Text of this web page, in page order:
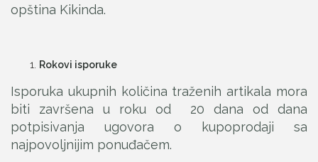
opština Kikinda.
Rokovi isporuke
Isporuka ukupnih količina traženih artikala mora
biti završena u roku od 20 dana od dana
potpisivanja ugovora o kupoprodaji sa
najpovoljnijim ponuđačem.